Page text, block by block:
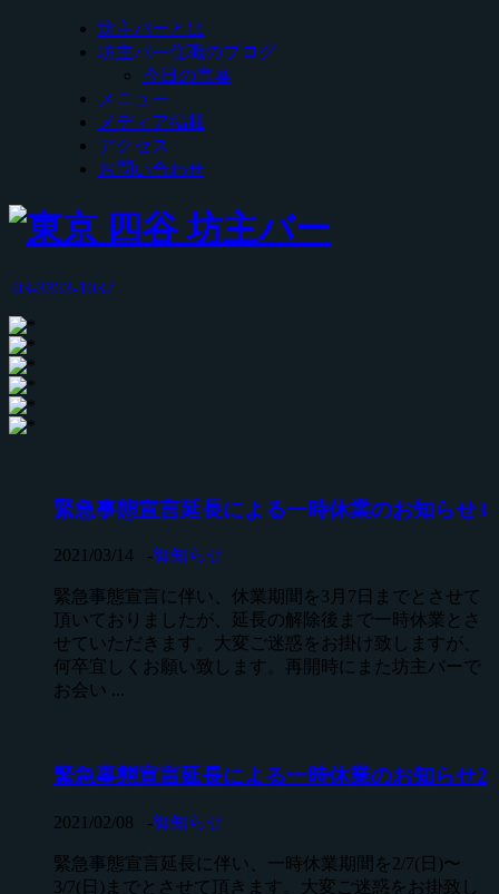
坊主バーとは
坊主バー住職のブログ
今日の言葉
メニュー
メディア掲載
アクセス
お問い合わせ
03-3353-1032
緊急事態宣言延長による一時休業のお知らせ3
2021/03/14 -御知らせ
緊急事態宣言に伴い、休業期間を3月7日までとさせて
頂いておりましたが、延長の解除後まで一時休業とさ
せていただきます。大変ご迷惑をお掛け致しますが、
何卒宜しくお願い致します。再開時にまた坊主バーで
お会い ...
緊急事態宣言延長による一時休業のお知らせ2
2021/02/08 -御知らせ
緊急事態宣言延長に伴い、一時休業期間を2/7(日)〜
3/7(日)までとさせて頂きます。大変ご迷惑をお掛致し